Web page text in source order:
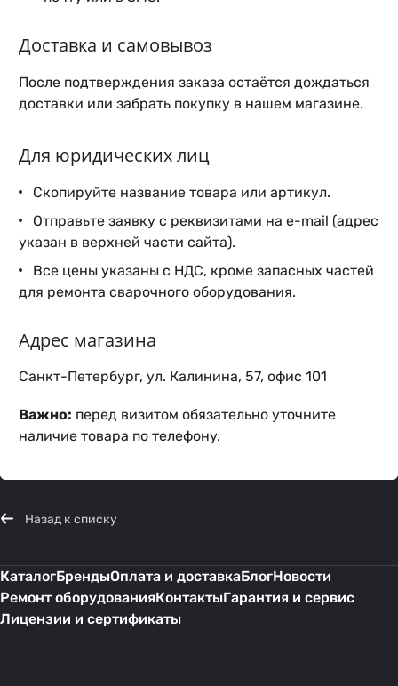
Доставка и самовывоз
После подтверждения заказа остаётся дождаться
доставки или забрать покупку в нашем магазине.
Для юридических лиц
Скопируйте название товара или артикул.
Отправьте заявку с реквизитами на e-mail (адрес
указан в верхней части сайта).
Все цены указаны с НДС, кроме запасных частей
для ремонта сварочного оборудования.
Адрес магазина
Санкт-Петербург, ул. Калинина, 57, офис 101
Важно: перед визитом обязательно уточните
наличие товара по телефону.
Назад к списку
КаталогБрендыОплата и доставкаБлогНовости
Ремонт оборудованияКонтактыГарантия и сервис
Лицензии и сертификаты